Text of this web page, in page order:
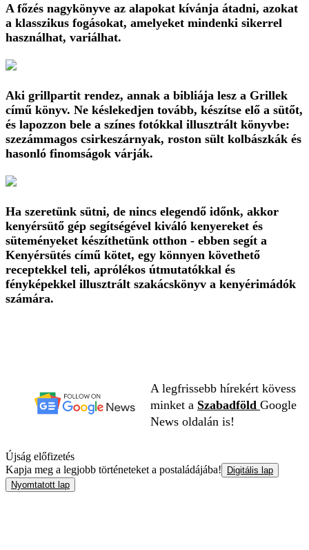
A főzés nagykönyve az alapokat kívánja átadni, azokat
a klasszikus fogásokat, amelyeket mindenki sikerrel
használhat, variálhat.
Aki grillpartit rendez, annak a bibliája lesz a Grillek
című könyv. Ne késlekedjen tovább, készítse elő a sütőt,
és lapozzon bele a színes fotókkal illusztrált könyvbe:
szezámmagos csirkeszárnyak, roston sült kolbászkák és
hasonló finomságok várják.
Ha szeretünk sütni, de nincs elegendő időnk, akkor
kenyérsütő gép segítségével kiváló kenyereket és
süteményeket készíthetünk otthon - ebben segít a
Kenyérsütés című kötet, egy könnyen követhető
receptekkel teli, aprólékos útmutatókkal és
fényképekkel illusztrált szakácskönyv a kenyérimádók
számára.
A legfrissebb hírekért kövess
minket a Szabadföld Google
News oldalán is!
Újság előfizetés
Kapja meg a legjobb történeteket a postaládájába!
Digitális lap
Nyomtatott lap